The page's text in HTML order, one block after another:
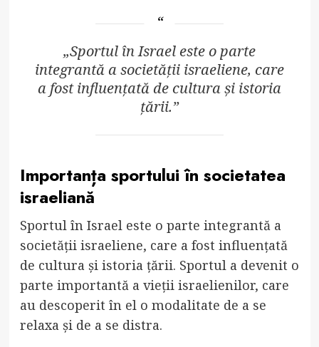
„Sportul în Israel este o parte
integrantă a societății israeliene, care
a fost influențată de cultura și istoria
țării.”
Importanța sportului în societatea
israeliană
Sportul în Israel este o parte integrantă a
societății israeliene, care a fost influențată
de cultura și istoria țării. Sportul a devenit o
parte importantă a vieții israelienilor, care
au descoperit în el o modalitate de a se
relaxa și de a se distra.